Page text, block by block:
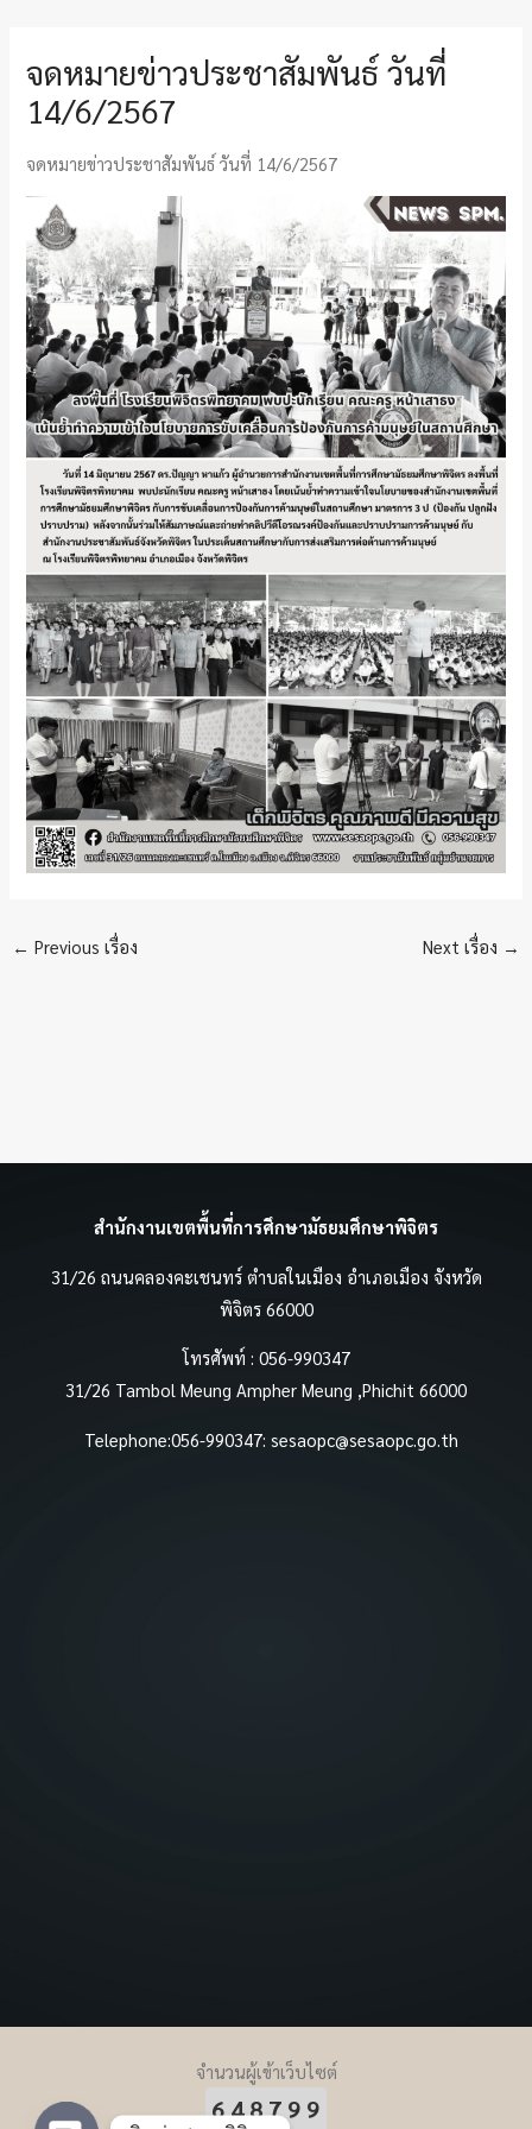
จดหมายข่าวประชาสัมพันธ์ วันที่
14/6/2567
จดหมายข่าวประชาสัมพันธ์ วันที่ 14/6/2567
← Previous เรื่อง Next เรื่อง →
สำนักงานเขตพื้นที่การศึกษามัธยมศึกษาพิจิตร
31/26 ถนนคลองคะเชนทร์ ตำบลในเมือง อำเภอเมือง จังหวัด
พิจิตร 66000
โทรศัพท์ : 056-990347
31/26 Tambol Meung Ampher Meung ,Phichit 66000
Telephone:056-990347: sesaopc@sesaopc.go.th
จำนวนผู้เข้าเว็บไซต์
648799